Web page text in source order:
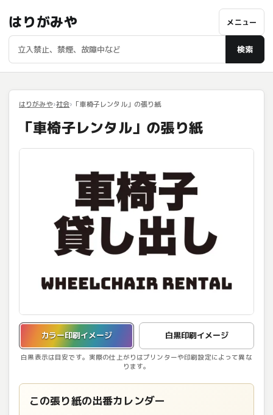
はりがみや
検索
メニュー
はりがみや 社会 「車椅子レンタル」の張り紙
「車椅子レンタル」の張り紙
カラー印刷イメージ 白黒印刷イメージ
白黒表示は目安です。実際の仕上がりはプリンターや印刷設定によって異な
ります。
カラー印刷イメージを表示しています。
この張り紙の出番カレンダー